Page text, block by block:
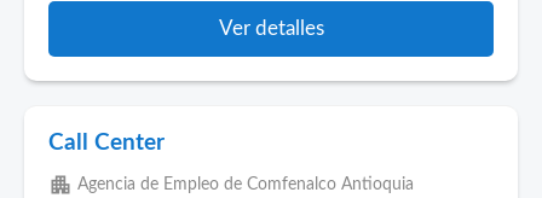
Ver detalles
Call Center
apartment Agencia de Empleo de Comfenalco Antioquia